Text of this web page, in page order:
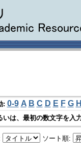
: 0-9 A B C D E F G H
いは、最初の数文字を入
ソート順: